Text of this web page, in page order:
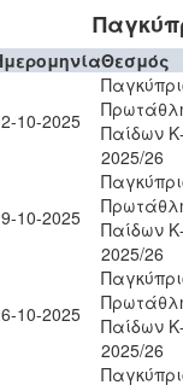
Θεσμός
10-2025
Παίδων
2025/26
10-2025
Παίδων
2025/26
10-2025
Παίδων
2025/26